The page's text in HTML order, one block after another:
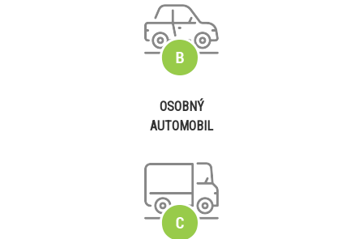
OSOBNÝ
AUTOMOBIL